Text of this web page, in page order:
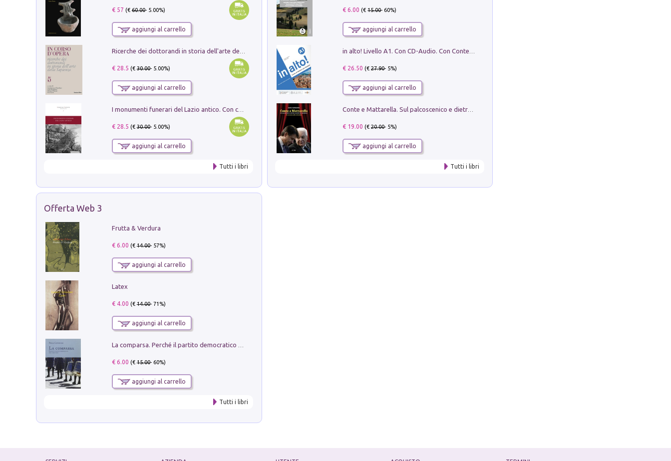
€ 57 (€60.00- 5.00%)
aggiungi al carrello
€ 28.5 (€30.00- 5.00%)
aggiungi al carrello
I monumenti funerari del Lazio antico. Con cartella con tavole
€ 28.5 (€30.00- 5.00%)
aggiungi al carrello
Tutti i libri
€ 6.00 (€15.00- 60%)
aggiungi al carrello
€ 26.50 (€27.90- 5%)
aggiungi al carrello
€ 19.00 (€20.00- 5%)
aggiungi al carrello
Tutti i libri
Offerta Web 3
Frutta & Verdura
€ 6.00 (€14.00- 57%)
aggiungi al carrello
Latex
€ 4.00 (€14.00- 71%)
aggiungi al carrello
€ 6.00 (€15.00- 60%)
aggiungi al carrello
Tutti i libri